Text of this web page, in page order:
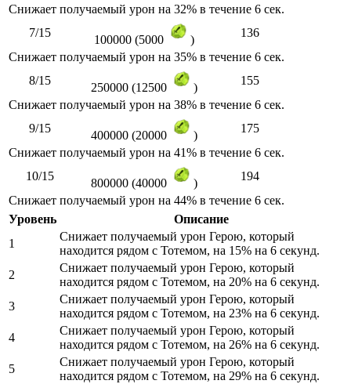
Снижает получаемый урон на 32% в течение 6 сек.
7/15
100000 (5000 )
136
Снижает получаемый урон на 35% в течение 6 сек.
8/15
250000 (12500 )
155
Снижает получаемый урон на 38% в течение 6 сек.
9/15
400000 (20000 )
175
Снижает получаемый урон на 41% в течение 6 сек.
10/15
800000 (40000 )
194
Снижает получаемый урон на 44% в течение 6 сек.
Уровень
Описание
1
Снижает получаемый урон Герою, который
находится рядом с Тотемом, на 15% на 6 секунд.
2
Снижает получаемый урон Герою, который
находится рядом с Тотемом, на 20% на 6 секунд.
3
Снижает получаемый урон Герою, который
находится рядом с Тотемом, на 23% на 6 секунд.
4
Снижает получаемый урон Герою, который
находится рядом с Тотемом, на 26% на 6 секунд.
5
Снижает получаемый урон Герою, который
находится рядом с Тотемом, на 29% на 6 секунд.